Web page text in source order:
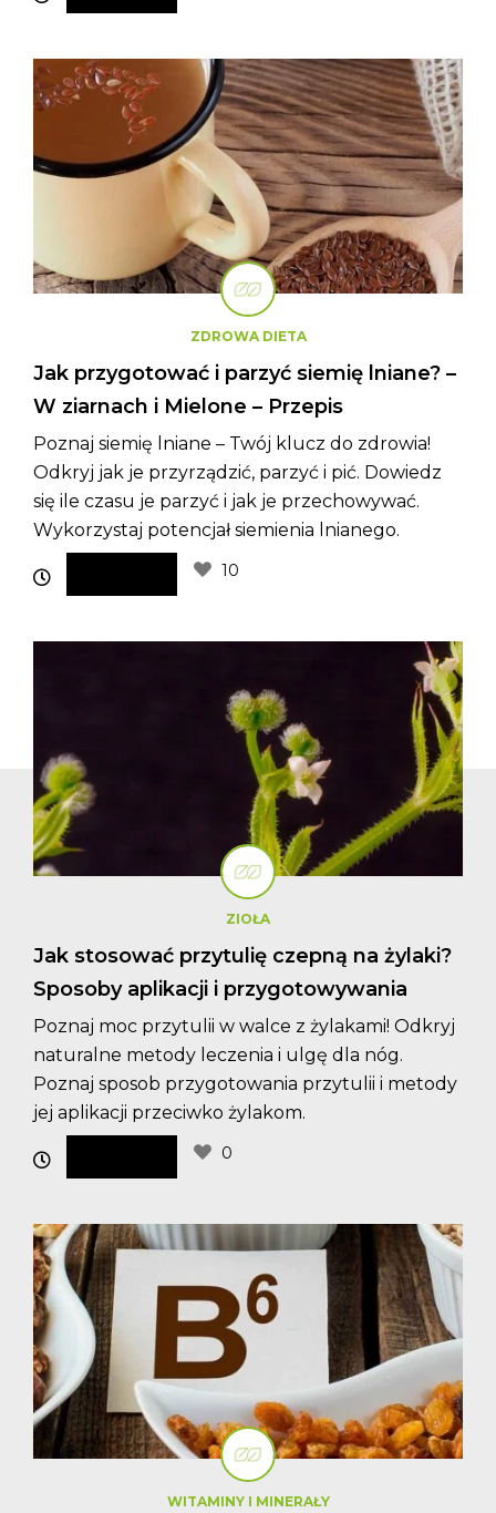
ZDROWA DIETA
Jak przygotować i parzyć siemię lniane? –
W ziarnach i Mielone – Przepis
Poznaj siemię lniane – Twój klucz do zdrowia!
Odkryj jak je przyrządzić, parzyć i pić. Dowiedz
się ile czasu je parzyć i jak je przechowywać.
Wykorzystaj potencjał siemienia lnianego.
10
ZIOŁA
Jak stosować przytulię czepną na żylaki?
Sposoby aplikacji i przygotowywania
Poznaj moc przytulii w walce z żylakami! Odkryj
naturalne metody leczenia i ulgę dla nóg.
Poznaj sposob przygotowania przytulii i metody
jej aplikacji przeciwko żylakom.
0
WITAMINY I MINERAŁY